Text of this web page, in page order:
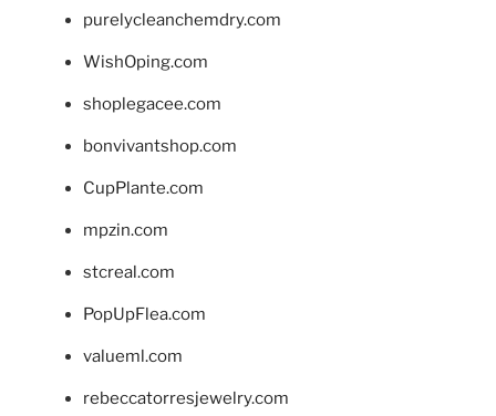
purelycleanchemdry.com
WishOping.com
shoplegacee.com
bonvivantshop.com
CupPlante.com
mpzin.com
stcreal.com
PopUpFlea.com
valueml.com
rebeccatorresjewelry.com